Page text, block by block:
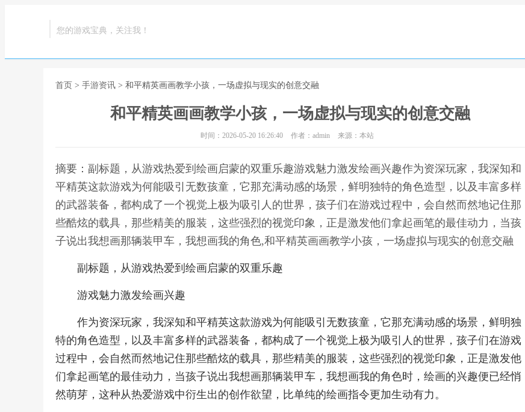
您的游戏宝典，关注我！
首页 > 手游资讯 > 和平精英画画教学小孩，一场虚拟与现实的创意交融
和平精英画画教学小孩，一场虚拟与现实的创意交融
时间：2026-05-20 16:26:40 作者：admin 来源：本站
摘要：副标题，从游戏热爱到绘画启蒙的双重乐趣游戏魅力激发绘画兴趣作为资深玩家，我深知和
平精英这款游戏为何能吸引无数孩童，它那充满动感的场景，鲜明独特的角色造型，以及丰富多样
的武器装备，都构成了一个视觉上极为吸引人的世界，孩子们在游戏过程中，会自然而然地记住那
些酷炫的载具，那些精美的服装，这些强烈的视觉印象，正是激发他们拿起画笔的最佳动力，当孩
子说出我想画那辆装甲车，我想画我的角色,和平精英画画教学小孩，一场虚拟与现实的创意交融
副标题，从游戏热爱到绘画启蒙的双重乐趣
游戏魅力激发绘画兴趣
作为资深玩家，我深知和平精英这款游戏为何能吸引无数孩童，它那充满动感的场景，鲜明独
特的角色造型，以及丰富多样的武器装备，都构成了一个视觉上极为吸引人的世界，孩子们在游戏
过程中，会自然而然地记住那些酷炫的载具，那些精美的服装，这些强烈的视觉印象，正是激发他
们拿起画笔的最佳动力，当孩子说出我想画那辆装甲车，我想画我的角色时，绘画的兴趣便已经悄
然萌芽，这种从热爱游戏中衍生出的创作欲望，比单纯的绘画指令更加生动有力。